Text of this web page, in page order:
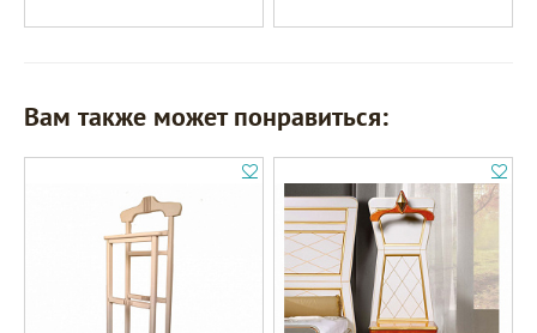
Вам также может понравиться: